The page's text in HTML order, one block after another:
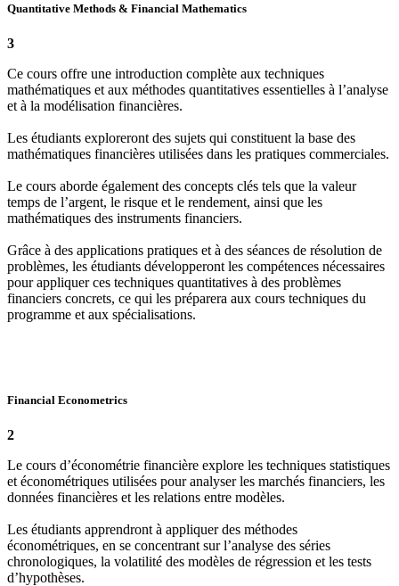
Quantitative Methods & Financial Mathematics
3
Ce cours offre une introduction complète aux techniques
mathématiques et aux méthodes quantitatives essentielles à l’analyse
et à la modélisation financières.
Les étudiants exploreront des sujets qui constituent la base des
mathématiques financières utilisées dans les pratiques commerciales.
Le cours aborde également des concepts clés tels que la valeur
temps de l’argent, le risque et le rendement, ainsi que les
mathématiques des instruments financiers.
Grâce à des applications pratiques et à des séances de résolution de
problèmes, les étudiants développeront les compétences nécessaires
pour appliquer ces techniques quantitatives à des problèmes
financiers concrets, ce qui les préparera aux cours techniques du
programme et aux spécialisations.
Financial Econometrics
2
Le cours d’économétrie financière explore les techniques statistiques
et économétriques utilisées pour analyser les marchés financiers, les
données financières et les relations entre modèles.
Les étudiants apprendront à appliquer des méthodes
économétriques, en se concentrant sur l’analyse des séries
chronologiques, la volatilité des modèles de régression et les tests
d’hypothèses.